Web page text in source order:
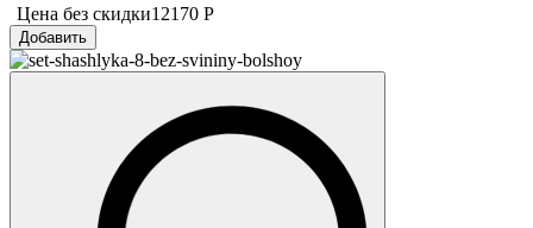
Цена без скидки12170 Р
Добавить